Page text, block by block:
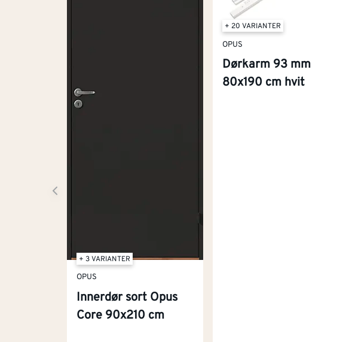
+ 3 VARIANTER
OPUS
Innerdør sort Opus
Core 90x210 cm
+ 20 VARIANTER
OPUS
Dørkarm 93 mm
80x190 cm hvit